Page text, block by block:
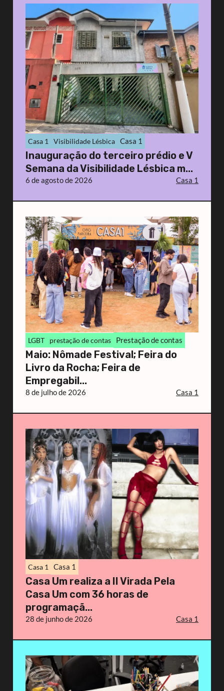
Casa 1 Visibilidade Lésbica Casa 1
Inauguração do terceiro prédio e V
Semana da Visibilidade Lésbica m...
6 de agosto de 2026 Casa 1
LGBT prestação de contas Prestação de contas
Maio: Nômade Festival; Feira do
Livro da Rocha; Feira de
Empregabil...
8 de julho de 2026 Casa 1
Casa 1 Casa 1
Casa Um realiza a II Virada Pela
Casa Um com 36 horas de
programaçã...
28 de junho de 2026 Casa 1